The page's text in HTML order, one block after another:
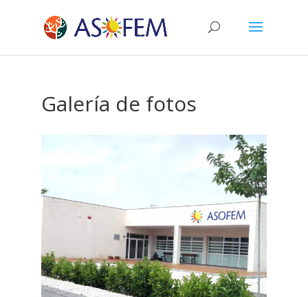
Galería de fotos